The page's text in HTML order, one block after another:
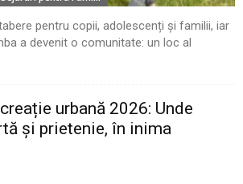
pentru copii, adolescenți și familii, iar
a devenit o comunitate: un loc al
urbană 2026: Unde
și prietenie, în inima